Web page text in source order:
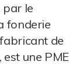
le
fonderie
de
une PME